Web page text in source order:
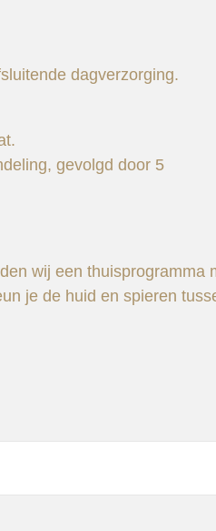
dagverzorging.
gevolgd door 5
wij een thuisprogramma
je de huid en spieren